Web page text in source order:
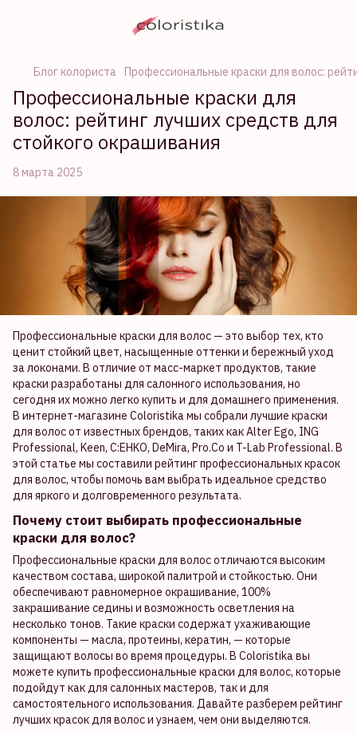
Блог колориста Профессиональные краски для волос:
Профессиональные краски для
волос: рейтинг лучших средств для
стойкого окрашивания
8 марта 2025
Профессиональные краски для волос — это выбор тех, кто
ценит стойкий цвет, насыщенные оттенки и бережный уход
за локонами. В отличие от масс-маркет продуктов, такие
краски разработаны для салонного использования, но
сегодня их можно легко купить и для домашнего применения.
В интернет-магазине Coloristika мы собрали лучшие краски
для волос от известных брендов, таких как Alter Ego, ING
Professional, Keen, C:EHKO, DeMira, Pro.Co и T-Lab Professional. В
этой статье мы составили рейтинг профессиональных красок
для волос, чтобы помочь вам выбрать идеальное средство
для яркого и долговременного результата.
Почему стоит выбирать профессиональные
краски для волос?
Профессиональные краски для волос отличаются высоким
качеством состава, широкой палитрой и стойкостью. Они
обеспечивают равномерное окрашивание, 100%
закрашивание седины и возможность осветления на
несколько тонов. Такие краски содержат ухаживающие
компоненты — масла, протеины, кератин, — которые
защищают волосы во время процедуры. В Coloristika вы
можете купить профессиональные краски для волос, которые
подойдут как для салонных мастеров, так и для
самостоятельного использования. Давайте разберем рейтинг
лучших красок для волос и узнаем, чем они выделяются.